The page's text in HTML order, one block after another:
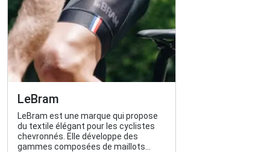
LeBram
LeBram est une marque qui propose
du textile élégant pour les cyclistes
chevronnés. Elle développe des
gammes composées de maillots